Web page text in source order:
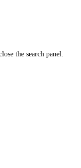
the search panel.